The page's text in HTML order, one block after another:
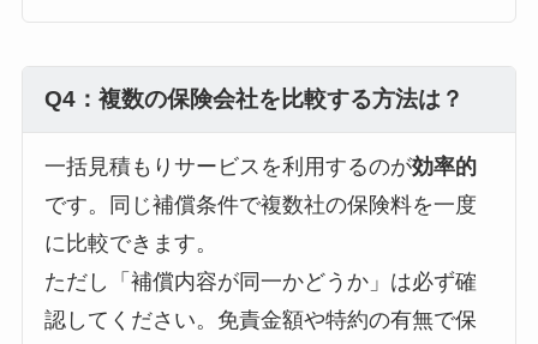
Q4：複数の保険会社を比較する方法は？
一括見積もりサービスを利用するのが効率的
です。同じ補償条件で複数社の保険料を一度
に比較できます。
ただし「補償内容が同一かどうか」は必ず確
認してください。免責金額や特約の有無で保